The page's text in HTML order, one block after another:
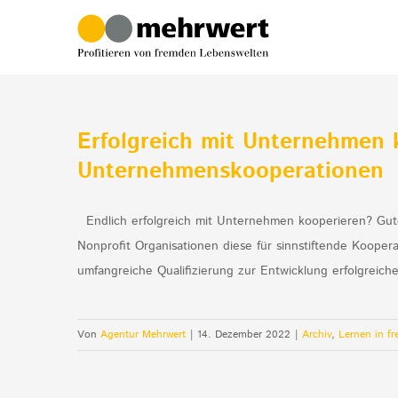
Erfolgreich mit Unternehmen
Unternehmenskooperationen
Endlich erfolgreich mit Unternehmen kooperieren?
Nonprofit Organisationen diese für sinnstiftende
umfangreiche Qualifizierung zur Entwicklung
Von Agentur Mehrwert | 14. Dezember 2022 | Archiv, Lernen in